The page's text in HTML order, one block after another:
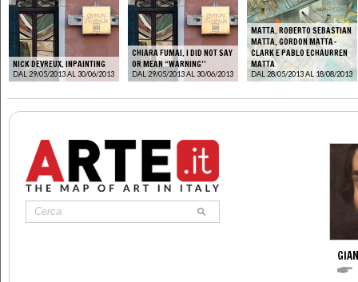
NICK DEVREUX. INPAINTING
DAL 29/05/2013 AL 30/06/2013
CHIARA FUMAI. I DID NOT SAY
OR MEAN “WARNING’’
DAL 29/05/2013 AL 30/06/2013
MATTA. ROBERTO SEBASTIAN
MATTA, GORDON MATTA-
CLARK E PABLO ECHAURREN
MATTA
DAL 28/05/2013 AL 18/08/2013